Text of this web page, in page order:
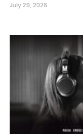
July 29, 2026